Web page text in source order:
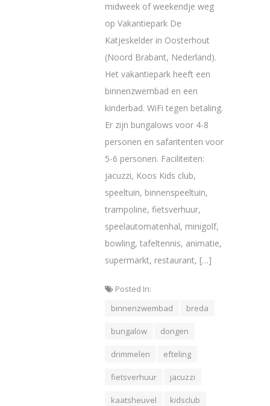
midweek of weekendje weg
op Vakantiepark De
Katjeskelder in Oosterhout
(Noord Brabant, Nederland).
Het vakantiepark heeft een
binnenzwembad en een
kinderbad. WiFi tegen betaling.
Er zijn bungalows voor 4-8
personen en safaritenten voor
5-6 personen. Faciliteiten:
jacuzzi, Koos Kids club,
speeltuin, binnenspeeltuin,
trampoline, fietsverhuur,
speelautomatenhal, minigolf,
bowling, tafeltennis, animatie,
supermarkt, restaurant, […]
Posted In:
binnenzwembad
breda
bungalow dongen
drimmelen efteling
fietsverhuur jacuzzi
kaatsheuvel kidsclub